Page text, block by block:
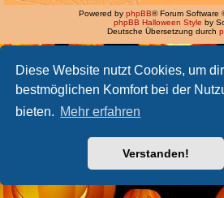
Diese Website nutzt Cookies, um
bestmöglichen Komfort bei der
bieten. Mehr erfahren
Verstanden!
Powered by phpBB® Forum Software
phpBB Halloween Style by
Deutsche Übersetzung durch